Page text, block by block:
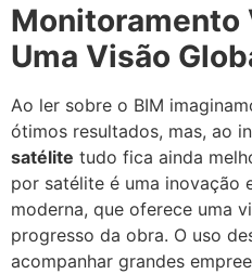
Monitoramento
Uma Visão
Ao ler sobre o BIM
ótimos resultados, mas, ao
satélite tudo fica ainda
por satélite é uma inovação
moderna, que oferece uma
progresso da obra. O uso
acompanhar grandes